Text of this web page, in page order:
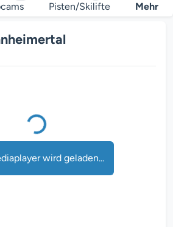
Pisten/Skilifte Mehr
geladen...
wird geladen...